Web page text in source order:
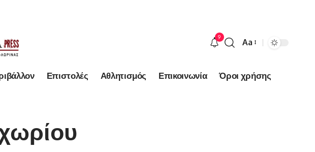
9
Font
Aa
Επιστολές Αθλητισμός Επικοινωνία Όροι χρήσης